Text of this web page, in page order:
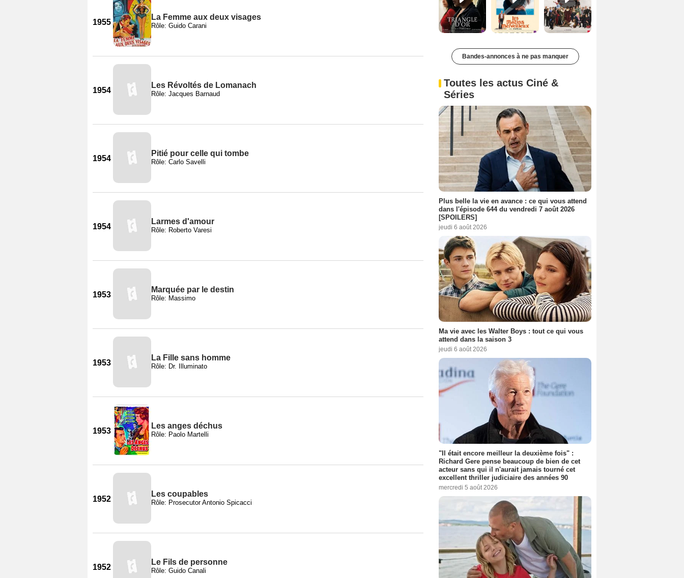
1955
La Femme aux deux visages
Rôle: Guido Carani
1954
Les Révoltés de Lomanach
Rôle: Jacques Barnaud
1954
Pitié pour celle qui tombe
Rôle: Carlo Savelli
1954
Larmes d'amour
Rôle: Roberto Varesi
1953
Marquée par le destin
Rôle: Massimo
1953
La Fille sans homme
Rôle: Dr. Illuminato
1953
Les anges déchus
Rôle: Paolo Martelli
1952
Les coupables
Rôle: Prosecutor Antonio Spicacci
1952
Le Fils de personne
Rôle: Guido Canali
Bandes-annonces à ne pas manquer
Toutes les actus Ciné &
Séries
Plus belle la vie en avance : ce qui vous attend
dans l'épisode 644 du vendredi 7 août 2026
[SPOILERS]
jeudi 6 août 2026
Ma vie avec les Walter Boys : tout ce qui vous
attend dans la saison 3
jeudi 6 août 2026
"Il était encore meilleur la deuxième fois" :
Richard Gere pense beaucoup de bien de cet
acteur sans qui il n'aurait jamais tourné cet
excellent thriller judiciaire des années 90
mercredi 5 août 2026